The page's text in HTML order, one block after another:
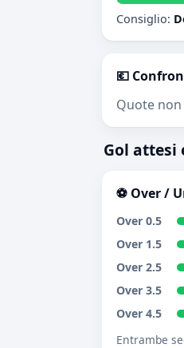
Consiglio:
💶
Quote
Gol
⚽ Over /
Over 0.5
Over 1.5
Over 2.5
Over 3.5
Over 4.5
Entrambe